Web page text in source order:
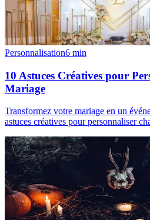
Personnalisation6 min
10 Astuces Créatives pour
Mariage
Transformez votre mariage en un
astuces créatives pour personnaliser